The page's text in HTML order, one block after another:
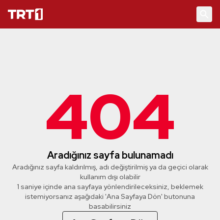
404
Aradığınız sayfa bulunamadı
Aradığınız sayfa kaldırılmış, adı değiştirilmiş ya da geçici olarak
kullanım dışı olabilir
1 saniye içinde ana sayfaya yönlendirileceksiniz, beklemek
istemiyorsanız aşağıdaki 'Ana Sayfaya Dön' butonuna
basabilirsiniz